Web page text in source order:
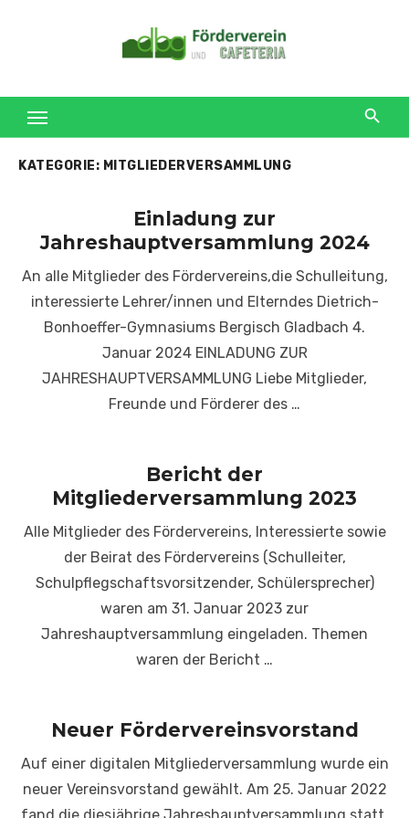
KATEGORIE: MITGLIEDERVERSAMMLUNG
Einladung zur
Jahreshauptversammlung 2024
An alle Mitglieder des Fördervereins,die Schulleitung,
interessierte Lehrer/innen und Elterndes Dietrich-
Bonhoeffer-Gymnasiums Bergisch Gladbach 4.
Januar 2024 EINLADUNG ZUR
JAHRESHAUPTVERSAMMLUNG Liebe Mitglieder,
Freunde und Förderer des …
Bericht der
Mitgliederversammlung 2023
Alle Mitglieder des Fördervereins, Interessierte sowie
der Beirat des Fördervereins (Schulleiter,
Schulpflegschaftsvorsitzender, Schülersprecher)
waren am 31. Januar 2023 zur
Jahreshauptversammlung eingeladen. Themen
waren der Bericht …
Neuer Fördervereinsvorstand
Auf einer digitalen Mitgliederversammlung wurde ein
neuer Vereinsvorstand gewählt. Am 25. Januar 2022